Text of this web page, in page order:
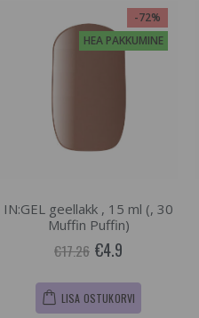
-72%
HEA PAKKUMINE
IN:GEL geellakk , 15 ml (, 30
Muffin Puffin)
€17.26 €4.9
LISA OSTUKORVI